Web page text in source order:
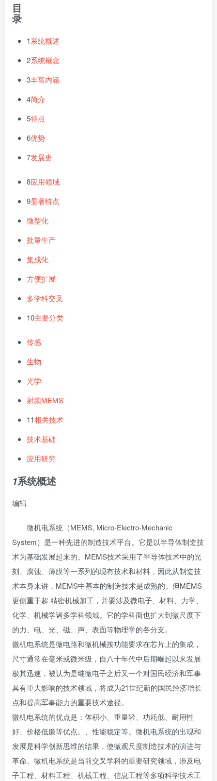
目
录
1系统概述
2系统概念
3丰富内涵
4简介
5特点
6优势
7发展史
8应用领域
9显著特点
微型化
批量生产
集成化
方便扩展
多学科交叉
10主要分类
传感
生物
光学
射频MEMS
11相关技术
技术基础
应用研究
1系统概述
编辑
微机电系统（MEMS, Micro-Electro-Mechanic
System）是一种先进的制造技术平台。它是以半导体制造技
术为基础发展起来的。MEMS技术采用了半导体技术中的光
刻、腐蚀、薄膜等一系列的现有技术和材料，因此从制造技
术本身来讲，MEMS中基本的制造技术是成熟的。但MEMS
更侧重于超 精密机械加工 ，并要涉及微电子、材料、力学、
化学、机械学诸多学科领域。它的学科面也扩大到微尺度下
的力、电、光、磁、声、表面等物理学的各分支。
微机电系统是微电路和微机械按功能要求在芯片上的集成，
尺寸通常在毫米或微米级，自八十年代中后期崛起以来发展
极其迅速，被认为是继微电子之后又一个对国民经济和军事
具有重大影响的技术领域，将成为21世纪新的国民经济增长
点和提高军事能力的重要技术途径。
微机电系统的优点是：体积小、重量轻、功耗低、耐用性
好、价格低廉等优点。、性能稳定等。微机电系统的出现和
发展是科学创新思维的结果，使微观尺度制造技术的演进与
革命。微机电系统是当前交叉学科的重要研究领域，涉及电
子工程、材料工程、机械工程、信息工程等多项科学技术工